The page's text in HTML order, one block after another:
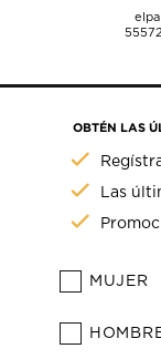
OBTÉN LAS
Las
MUJER